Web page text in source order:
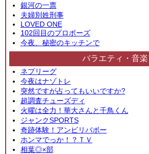
銀河の一票
夫婦別姓刑事
LOVED ONE
102回目のプロポーズ
今夜、秘密のキッチンで
バラエティ・音楽
ネプリーグ
今夜はナゾトレ
突然ですが占ってもいいですか?
超調査チューズディ
火曜は全力！華大さんと千鳥くん
ジャンクSPORTS
奇跡体験！アンビリバボー
ホンマでっか！？ＴＶ
相葉◎×部